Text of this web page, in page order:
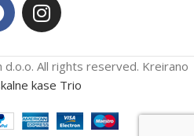
All rights reserved. Kreirano
kase Trio